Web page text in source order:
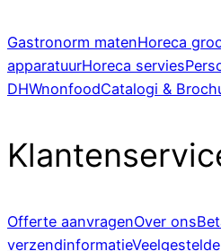
Gastronorm matenHoreca
apparatuurHoreca servies
DHWnonfoodCatalogi &
Offerte aanvragenOver ons
verzendinformatieVeelgestelde